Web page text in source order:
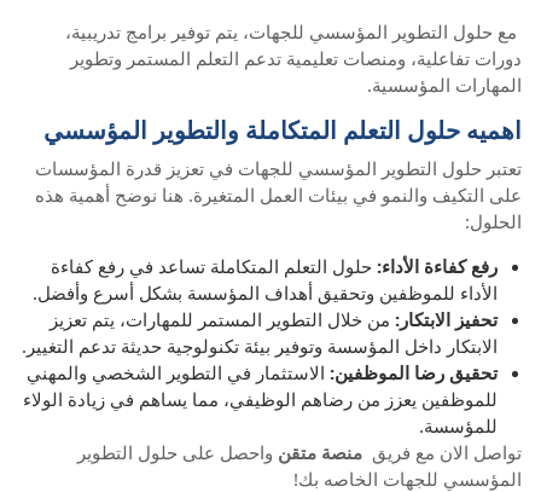
مع حلول التطوير المؤسسي للجهات، يتم توفير برامج تدريبية،
دورات تفاعلية، ومنصات تعليمية تدعم التعلم المستمر وتطوير
المهارات المؤسسية.
اهميه حلول التعلم المتكاملة والتطوير المؤسسي
تعتبر حلول التطوير المؤسسي للجهات في تعزيز قدرة المؤسسات
على التكيف والنمو في بيئات العمل المتغيرة. هنا نوضح أهمية هذه
الحلول:
رفع كفاءة الأداء: حلول التعلم المتكاملة تساعد في رفع كفاءة
الأداء للموظفين وتحقيق أهداف المؤسسة بشكل أسرع وأفضل.
تحفيز الابتكار: من خلال التطوير المستمر للمهارات، يتم تعزيز
الابتكار داخل المؤسسة وتوفير بيئة تكنولوجية حديثة تدعم التغيير.
تحقيق رضا الموظفين: الاستثمار في التطوير الشخصي والمهني
للموظفين يعزز من رضاهم الوظيفي، مما يساهم في زيادة الولاء
للمؤسسة.
تواصل الان مع فريق منصة متقن واحصل على حلول التطوير
المؤسسي للجهات الخاصه بك!